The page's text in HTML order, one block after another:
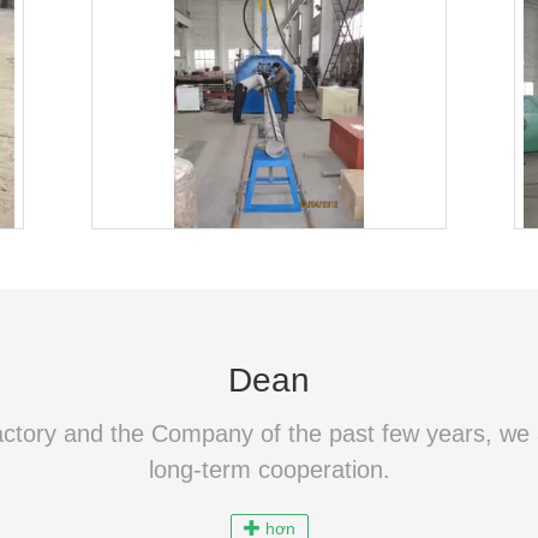
slitting machine / cutting machine
pole
Liên hệ với bây giờ
Dean
and the Company of the past few years,
long-term cooperation.
hơn